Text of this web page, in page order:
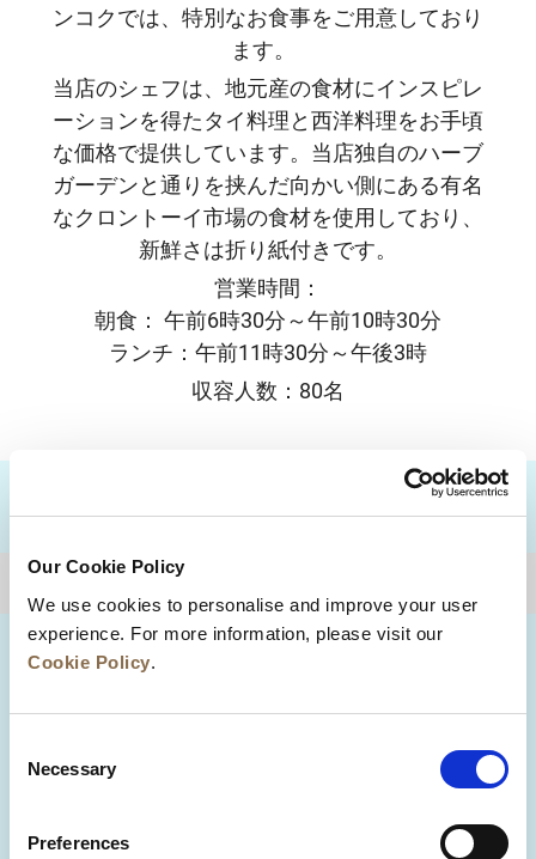
Our Cookie Policy
We use cookies to personalise and improve your user
experience. For more information, please visit our
Cookie Policy.
Selection
Necessary
Preferences
ンコクでは、特別なお食事をご用意しており
ます。
当店のシェフは、地元産の食材にインスピレ
ーションを得たタイ料理と西洋料理をお手頃
な価格で提供しています。当店独自のハーブ
ガーデンと通りを挟んだ向かい側にある有名
なクロントーイ市場の食材を使用しており、
新鮮さは折り紙付きです。
営業時間：
朝食： 午前6時30分～午前10時30分
ランチ：午前11時30分～午後3時
収容人数：80名